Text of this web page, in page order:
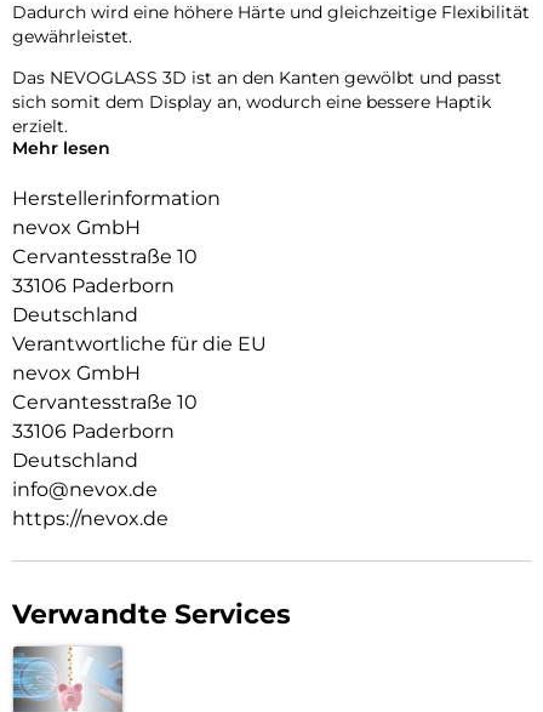
Dadurch wird eine höhere Härte und gleichzeitige Flexibilität
gewährleistet.
Das NEVOGLASS 3D ist an den Kanten gewölbt und passt
sich somit dem Display an, wodurch eine bessere Haptik
erzielt.
zuverlässig geschützt.
Im Set enthalten ist ein Montagetool, welches das Anbringen
erheblich vereinfacht.
Glasdicke – 0.33mm
Eckenradius – 2.5D
Material Art Crystal Klar
Mehr lesen
Herstellerinformation
nevox GmbH
Cervantesstraße 10
33106 Paderborn
Deutschland
Verantwortliche für die EU
nevox GmbH
Cervantesstraße 10
33106 Paderborn
Deutschland
info@nevox.de
https://nevox.de
Verwandte Services